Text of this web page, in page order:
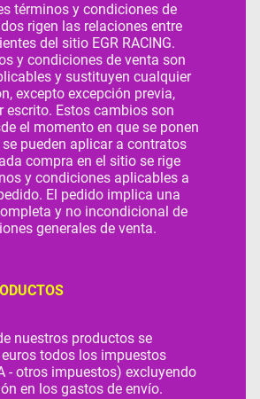
términos y condiciones de
rigen las relaciones entre
del sitio EGR RACING.
y condiciones de venta son
y sustituyen cualquier
excepto excepción previa,
escrito. Estos cambios son
el momento en que se ponen
pueden aplicar a contratos
compra en el sitio se rige
y condiciones aplicables a
El pedido implica una
y no incondicional de
generales de venta.
nuestros productos se
todos los impuestos
- otros impuestos) excluyendo
en los gastos de envío.